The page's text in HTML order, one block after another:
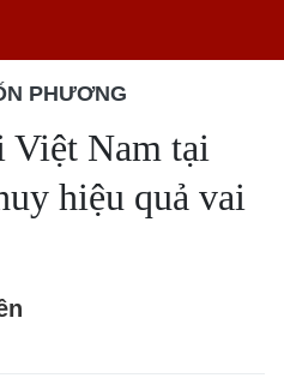
PHƯƠNG
Nam tại
hiệu quả vai